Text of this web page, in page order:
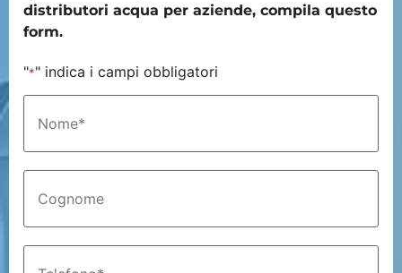
distributori acqua per aziende, compila questo
form.
"*" indica i campi obbligatori